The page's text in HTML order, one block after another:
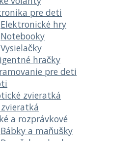
pre deti
Elektronické hry
Notebooky
Vysielačky
hračky
pre deti
zvieratká
a rozprávkové
Bábky a maňušky